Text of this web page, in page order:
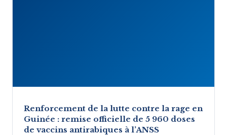
Renforcement de la lutte contre la rage en
Guinée : remise officielle de 5 960 doses
de vaccins antirabiques à l’ANSS